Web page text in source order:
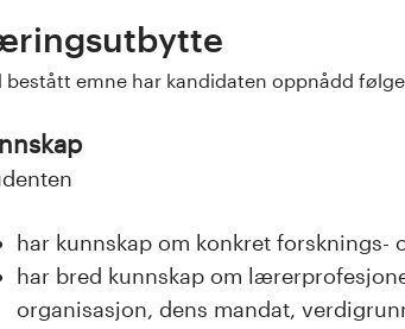
bestått emne har kandidaten oppnådd
har kunnskap om konkret forsknings-
har bred kunnskap om
organisasjon, dens mandat,